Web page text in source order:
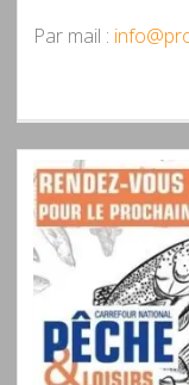
Par mail :